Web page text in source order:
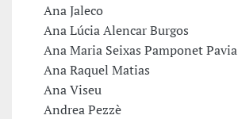
Ana Jaleco
Ana Lúcia Alencar Burgos
Ana Maria Seixas Pamponet Pavia
Ana Raquel Matias
Ana Viseu
Andrea Pezzè